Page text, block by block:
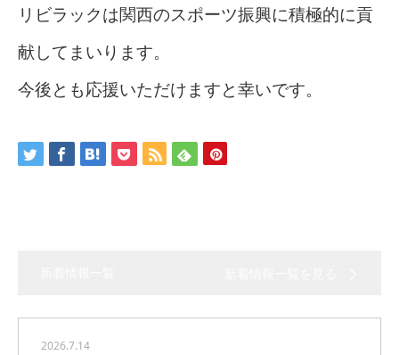
リビラックは関西のスポーツ振興に積極的に貢
献してまいります。
今後とも応援いただけますと幸いです。
2026.7.14